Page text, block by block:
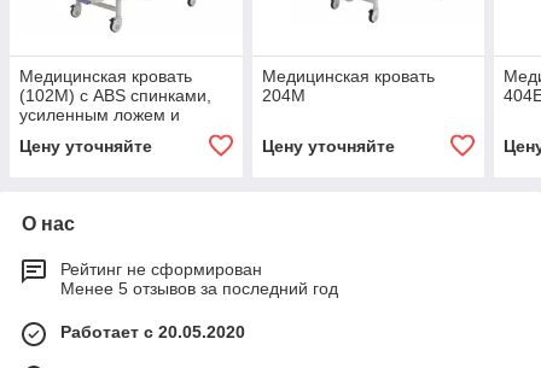
Медицинская кровать
(102M) с ABS спинками,
усиленным ложем и
Цену уточняйте
Медицинская кровать
204M
Цену уточняйте
О нас
Рейтинг не сформирован
Менее 5 отзывов за последний год
Работает с 20.05.2020